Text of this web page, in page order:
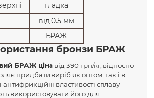
гладка
від 0.5 мм
БРАЖ
бронзи БРАЖ
БРАЖ ціна від 390 грн/кг, відносно
придбати виріб як оптом, так і в
властивості сплаву
використовувати його для